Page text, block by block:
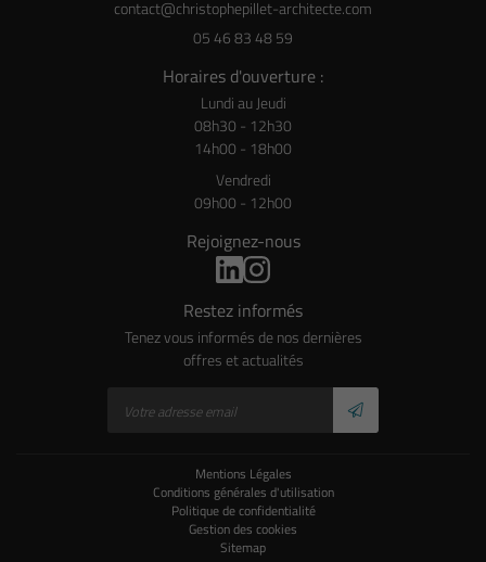
05 46 83 48 59
Horaires d'ouverture :
Lundi au Jeudi
08h30 - 12h30
14h00 - 18h00
Vendredi
09h00 - 12h00
Rejoignez-nous
Restez informés
Tenez vous informés de nos dernières
offres et actualités
Mentions Légales
Conditions générales d'utilisation
Politique de confidentialité
Gestion des cookies
Sitemap